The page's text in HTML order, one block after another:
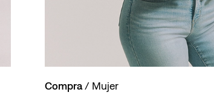
Compra/ Mujer